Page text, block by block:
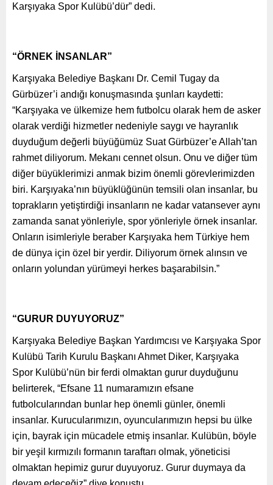
Karşıyaka Spor Kulübü’dür” dedi.
“ÖRNEK İNSANLAR”
Karşıyaka Belediye Başkanı Dr. Cemil Tugay da
Gürbüzer’i andığı konuşmasında şunları kaydetti:
“Karşıyaka ve ülkemize hem futbolcu olarak hem de asker
olarak verdiği hizmetler nedeniyle saygı ve hayranlık
duyduğum değerli büyüğümüz Suat Gürbüzer’e Allah’tan
rahmet diliyorum. Mekanı cennet olsun. Onu ve diğer tüm
diğer büyüklerimizi anmak bizim önemli görevlerimizden
biri. Karşıyaka’nın büyüklüğünün temsili olan insanlar, bu
toprakların yetiştirdiği insanların ne kadar vatansever aynı
zamanda sanat yönleriyle, spor yönleriyle örnek insanlar.
Onların isimleriyle beraber Karşıyaka hem Türkiye hem
de dünya için özel bir yerdir. Diliyorum örnek alınsın ve
onların yolundan yürümeyi herkes başarabilsin.”
“GURUR DUYUYORUZ”
Karşıyaka Belediye Başkan Yardımcısı ve Karşıyaka Spor
Kulübü Tarih Kurulu Başkanı Ahmet Diker, Karşıyaka
Spor Kulübü’nün bir ferdi olmaktan gurur duyduğunu
belirterek, “Efsane 11 numaramızın efsane
futbolcularından bunlar hep önemli günler, önemli
insanlar. Kurucularımızın, oyuncularımızın hepsi bu ülke
için, bayrak için mücadele etmiş insanlar. Kulübün, böyle
bir yeşil kırmızılı formanın taraftarı olmak, yöneticisi
olmaktan hepimiz gurur duyuyoruz. Gurur duymaya da